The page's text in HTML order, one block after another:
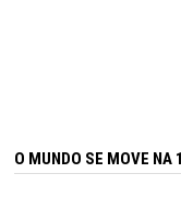
O MUNDO SE MOVE NA